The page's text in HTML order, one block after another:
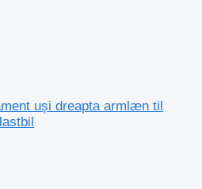
uși dreapta armlæn til